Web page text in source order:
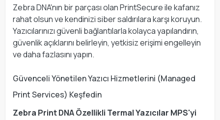
Zebra DNA'nın bir parçası olan PrintSecure ile kafanız
rahat olsun ve kendinizi siber saldırılara karşı koruyun.
Yazıcılarınızı güvenli bağlantılarla kolayca yapılandırın,
güvenlik açıklarını belirleyin, yetkisiz erişimi engelleyin
ve daha fazlasını yapın.
Güvenceli Yönetilen Yazıcı Hizmetlerini (Managed
Print Services) Keşfedin
Zebra Print DNA Özellikli Termal Yazıcılar MPS'yi